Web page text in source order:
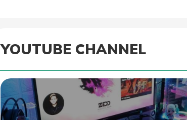
YOUTUBE CHANNEL